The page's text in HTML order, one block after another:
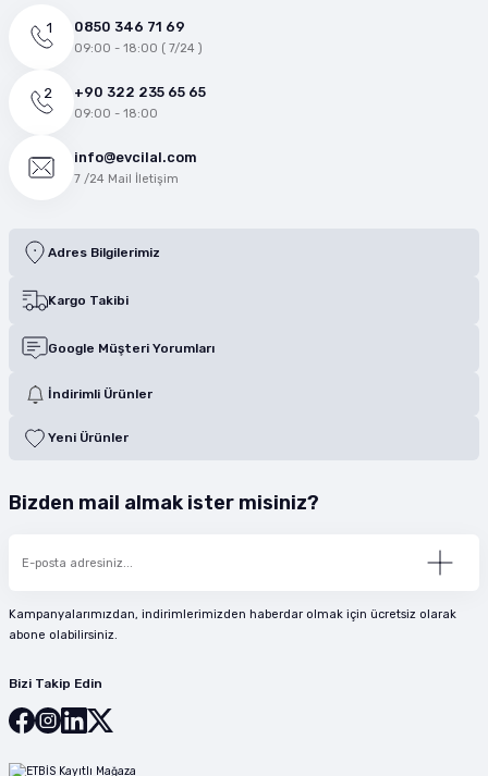
0850 346 71 69
09:00 - 18:00 ( 7/24 )
+90 322 235 65 65
09:00 - 18:00
info@evcilal.com
7 /24 Mail İletişim
Adres Bilgilerimiz
Kargo Takibi
Google Müşteri Yorumları
İndirimli Ürünler
Yeni Ürünler
Bizden mail almak ister misiniz?
Kampanyalarımızdan, indirimlerimizden haberdar olmak için ücretsiz olarak
abone olabilirsiniz.
Bizi Takip Edin